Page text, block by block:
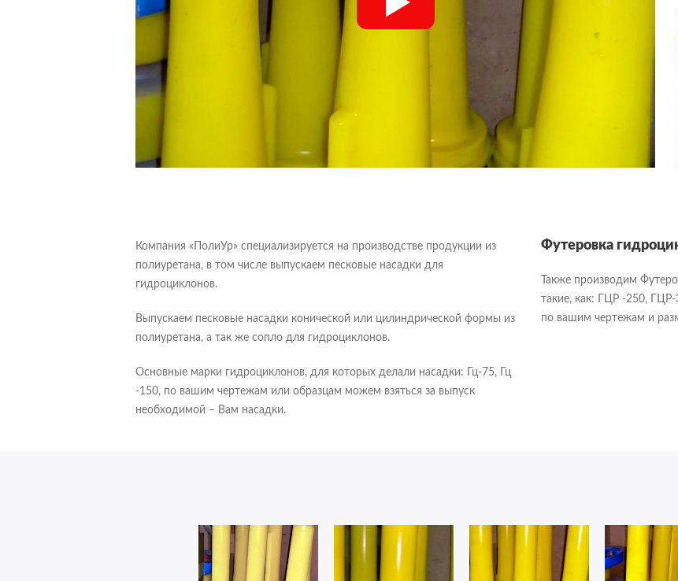
Компания «ПолиУр» специализируется на производстве продукции из
полиуретана, в том числе выпускаем песковые насадки для
гидроциклонов.
Выпускаем песковые насадки конической или цилиндрической формы из
полиуретана, а так же сопло для гидроциклонов.
Основные марки гидроциклонов, для которых делали насадки: Гц-75, Гц
-150, по вашим чертежам или образцам можем взяться за выпуск
необходимой – Вам насадки.
Футеровка
Также производим
такие, как: ГЦР -250,
по вашим чертежам и
Оформление заказа
Отправка резюме